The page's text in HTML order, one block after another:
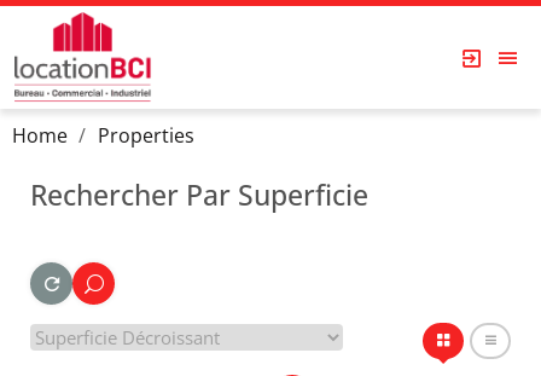
Home Properties
Rechercher Par Superficie